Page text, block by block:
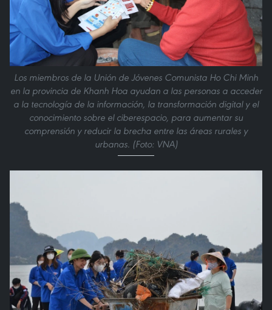
Los miembros de la Unión de Jóvenes Comunista Ho Chi Minh
en la provincia de Khanh Hoa ayudan a las personas a acceder
a la tecnología de la información, la transformación digital y el
conocimiento sobre el ciberespacio, para aumentar su
comprensión y reducir la brecha entre las áreas rurales y
urbanas. (Foto: VNA)